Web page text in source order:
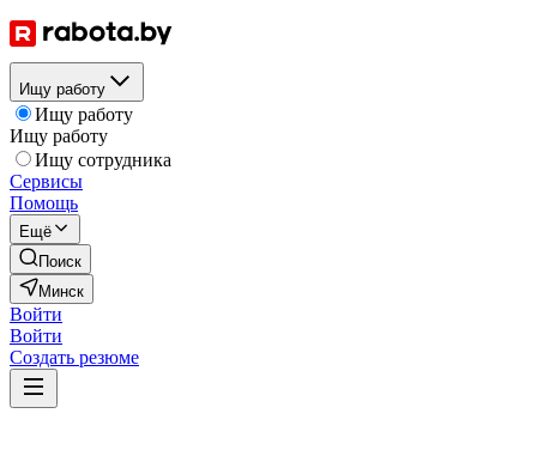
Ищу работу
Ищу работу
Ищу работу
Ищу сотрудника
Сервисы
Помощь
Ещё
Поиск
Минск
Войти
Войти
Создать резюме